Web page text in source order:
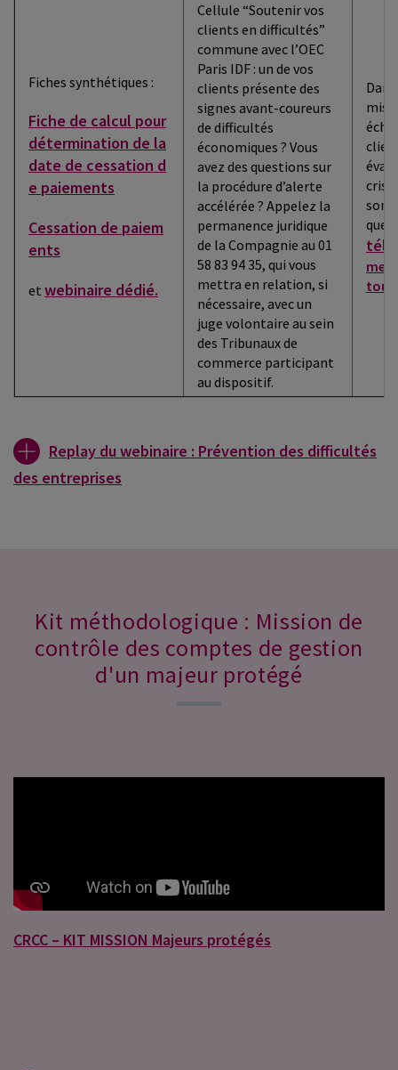
Fiches synthétiques :
Fiche de calcul pour
détermination de la
date de cessation d
e paiements
Cessation de paiem
ents
et webinaire dédié.
Cellule “Soutenir vos
clients en difficultés”
commune avec l’OEC
Paris IDF : un de vos
clients présente des
signes avant-coureurs
de difficultés
économiques ? Vous
avez des questions sur
la procédure d’alerte
accélérée ? Appelez la
permanence juridique
de la Compagnie au 01
58 83 94 35, qui vous
mettra en relation, si
nécessaire, avec un
juge volontaire au sein
des Tribunaux de
commerce participant
au dispositif.
crise
son
tous
Replay du webinaire : Prévention des difficultés
des entreprises
Kit méthodologique : Mission de
contrôle des comptes de gestion
d'un majeur protégé
CRCC – KIT MISSION Majeurs protégés